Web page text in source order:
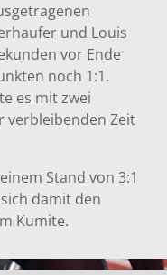
und Louis
vor Ende
noch 1:1.
es mit zwei
verbleibenden Zeit
Stand von 3:1
damit den
Kumite.